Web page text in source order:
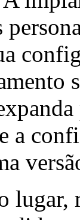
a
lugar,